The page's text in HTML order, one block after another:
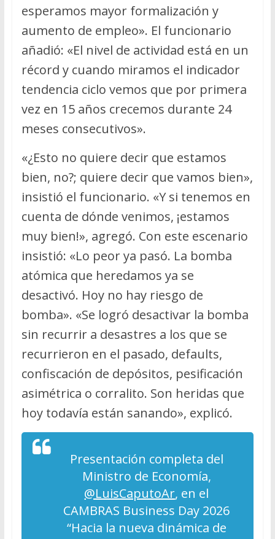
esperamos mayor formalización y
aumento de empleo». El funcionario
añadió: «El nivel de actividad está en un
récord y cuando miramos el indicador
tendencia ciclo vemos que por primera
vez en 15 años crecemos durante 24
meses consecutivos».
«¿Esto no quiere decir que estamos
bien, no?; quiere decir que vamos bien»,
insistió el funcionario. «Y si tenemos en
cuenta de dónde venimos, ¡estamos
muy bien!», agregó. Con este escenario
insistió: «Lo peor ya pasó. La bomba
atómica que heredamos ya se
desactivó. Hoy no hay riesgo de
bomba». «Se logró desactivar la bomba
sin recurrir a desastres a los que se
recurrieron en el pasado, defaults,
confiscación de depósitos, pesificación
asimétrica o corralito. Son heridas que
hoy todavía están sanando», explicó.
Presentación completa del
Ministro de Economía,
@LuisCaputoAr, en el
CAMBRAS Business Day 2026
“Hacia la nueva dinámica de